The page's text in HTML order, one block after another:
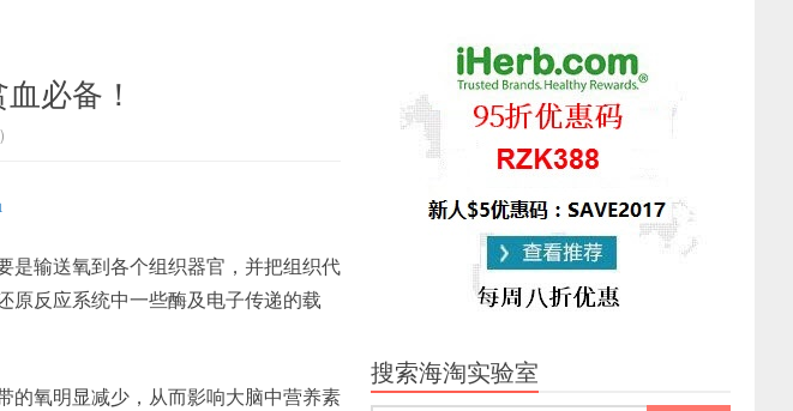
必备！
是输送氧到各个组织器官，并把组织代
原反应系统中一些酶及电子传递的载
的氧明显减少，从而影响大脑中营养素
搜索海淘实验室